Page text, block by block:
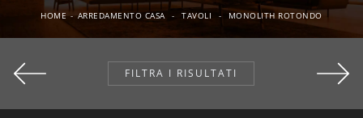
HOME - ARREDAMENTO CASA - TAVOLI - MONOLITH ROTONDO
FILTRA I RISULTATI